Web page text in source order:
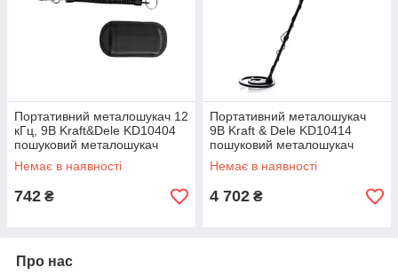
Портативний металошукач 12
кГц, 9В Kraft&Dele KD10404
пошуковий металошукач
Немає в наявності
742 ₴
Портативний металошукач
9В Kraft & Dele KD10414
пошуковий металошукач
Немає в наявності
4 702 ₴
Про нас